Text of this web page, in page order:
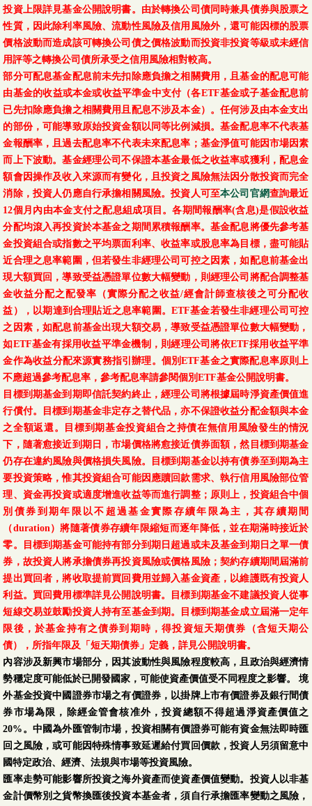
投資上限詳見基金公開說明書。由於轉換公司債同時兼具債券與股票之
性質，因此除利率風險、流動性風險及信用風險外，還可能因標的股票
價格波動而造成該可轉換公司債之價格波動而投資非投資等級或未經信
用評等之轉換公司債所承受之信用風險相對較高。
部分可配息基金配息前未先扣除應負擔之相關費用，且基金的配息可能
由基金的收益或本金或收益平準金中支付（各ETF基金或子基金配息前
已先扣除應負擔之相關費用且配息不涉及本金）。任何涉及由本金支出
的部份，可能導致原始投資金額以同等比例減損。基金配息率不代表基
金報酬率，且過去配息率不代表未來配息率；基金淨值可能因市場因素
而上下波動。基金經理公司不保證本基金最低之收益率或獲利，配息金
額會因操作及收入來源而有變化，且投資之風險無法因分散投資而完全
消除，投資人仍應自行承擔相關風險。投資人可至本公司官網查詢最近
12個月內由本金支付之配息組成項目。各期間報酬率(含息)是假設收益
分配均滾入再投資於本基金之期間累積報酬率。基金配息將優先參考基
金投資組合或指數之平均票面利率、收益率或股息率為目標，盡可能貼
近合理之息率範圍，但若發生非經理公司可控之因素，如配息前基金出
現大額買回，導致受益憑證單位數大幅變動，則經理公司將配合調整基
金收益分配之配發率（實際分配之收益/經會計師查核後之可分配收
益），以期達到合理貼近之息率範圍。ETF基金若發生非經理公司可控
之因素，如配息前基金出現大額交易，導致受益憑證單位數大幅變動，
如ETF基金有採用收益平準金機制，則經理公司將依ETF採用收益平準
金作為收益分配來源實務指引辦理。個別ETF基金之實際配息率原則上
不應超過參考配息率，參考配息率請參閱個別ETF基金公開說明書。
目標到期基金到期即信託契約終止，經理公司將根據屆時淨資產價值進
行償付。目標到期基金非定存之替代品，亦不保證收益分配金額與本金
之全額返還。目標到期基金投資組合之持債在無信用風險發生的情況
下，隨著愈接近到期日，市場價格將愈接近債券面額，然目標到期基金
仍存在違約風險與價格損失風險。目標到期基金以持有債券至到期為主
要投資策略，惟其投資組合可能因應贖回款需求、執行信用風險部位管
理、資金再投資或適度增進收益等而進行調整；原則上，投資組合中個
別債券到期年限以不超過基金實際存續年限為主，其存續期間
（duration）將隨著債券存續年限縮短而逐年降低，並在期滿時接近於
零。目標到期基金可能持有部分到期日超過或未及基金到期日之單一債
券，故投資人將承擔債券再投資風險或價格風險；契約存續期間屆滿前
提出買回者，將收取提前買回費用並歸入基金資產，以維護既有投資人
利益。買回費用標準詳見公開說明書。目標到期基金不建議投資人從事
短線交易並鼓勵投資人持有至基金到期。目標到期基金成立屆滿一定年
限後，於基金持有之債券到期時，得投資短天期債券（含短天期公
債），所指年限及「短天期債券」定義，詳見公開說明書。
內容涉及新興市場部分，因其波動性與風險程度較高，且政治與經濟情
勢穩定度可能低於已開發國家，可能使資產價值受不同程度之影響。 境
外基金投資中國證券市場之有價證券，以掛牌上市有價證券及銀行間債
券市場為限，除經金管會核准外，投資總額不得超過淨資產價值之
20%。中國為外匯管制市場，投資相關有價證券可能有資金無法即時匯
回之風險，或可能因特殊情事致延遲給付買回價款，投資人另須留意中
國特定政治、經濟、法規與巿場等投資風險。
匯率走勢可能影響所投資之海外資產而使資產價值變動。投資人以非基
金計價幣別之貨幣換匯後投資本基金者，須自行承擔匯率變動之風險，